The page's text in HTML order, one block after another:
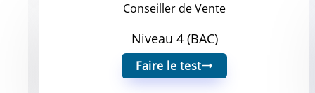
Conseiller de Vente
Niveau 4 (BAC)
Faire le test